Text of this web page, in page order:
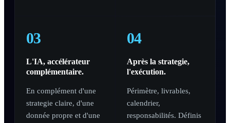
03
L'IA, accélérateur
complémentaire.
En complément d'une
strategie claire, d'une
donnée propre et d'une
04
Après la strategie,
l'exécution.
Périmètre, livrables,
calendrier,
responsabilités. Définis